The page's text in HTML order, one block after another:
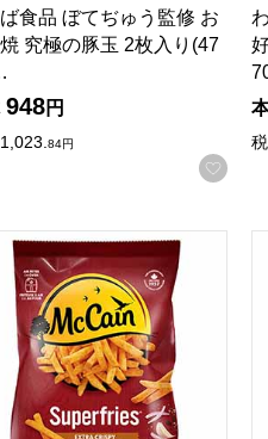
りに登録する
食品 ぼてぢゅう監修 お
究極の豚玉 2枚入り(47
948円
1,023.84円
お気
】
マイルポテト 650g【＠
マッケイン・フーズ マッケ